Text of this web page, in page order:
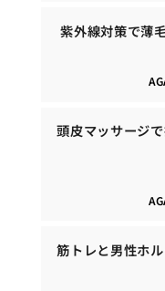
紫外線対策で薄
頭皮マッサージ
筋トレと男性ホ